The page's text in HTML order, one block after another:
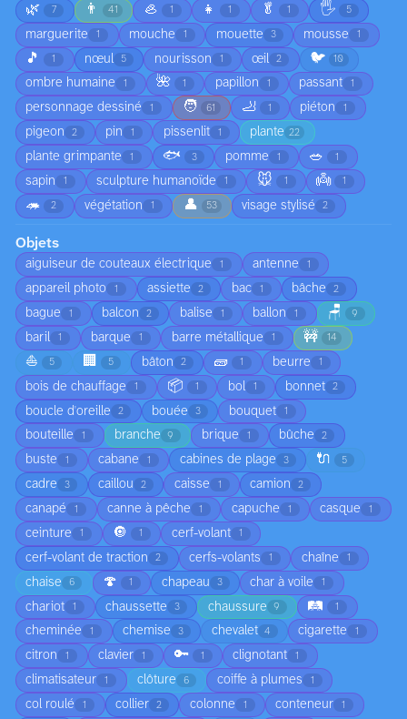
🌿 7 👨 41 🦪 1 👧 1 🥬 1 🖐️ 5
marguerite 1 mouche 1 mouette 3 mousse 1
🎵 1 nœul 5 nourisson 1 œil 2 🐦 10
ombre humaine 1 🌺 1 papillon 1 passant 1
personnage dessiné 1 🧑 61 🦶 1 piéton 1
pigeon 2 pin 1 pissenlit 1 plante 22
plante grimpante 1 🐟 3 pomme 1 🥗 1
sapin 1 sculpture humanoïde 1 🐭 1 👼 1
🦔 2 végétation 1 👤 53 visage stylisé 2
Objets
aiguiseur de couteaux électrique 1 antenne 1
appareil photo 1 assiette 2 bac 1 bâche 2
bague 1 balcon 2 balise 1 ballon 1 🪑 9
baril 1 barque 1 barre métallique 1 🚧 14
⛵ 5 🏢 5 bâton 2 🧱 1 beurre 1
bois de chauffage 1 📦 1 bol 1 bonnet 2
boucle d'oreille 2 bouée 3 bouquet 1
bouteille 1 branche 9 brique 1 bûche 2
buste 1 cabane 1 cabines de plage 3 🔌 5
cadre 3 caillou 2 caisse 1 camion 2
canapé 1 canne à pêche 1 capuche 1 casque 1
ceinture 1 🔘 1 cerf-volant 1
cerf-volant de traction 2 cerfs-volants 1 chaîne 1
chaise 6 🍄 1 chapeau 3 char à voile 1
chariot 1 chaussette 3 chaussure 9 🛤️ 1
cheminée 1 chemise 3 chevalet 4 cigarette 1
citron 1 clavier 1 🔑 1 clignotant 1
climatisateur 1 clôture 6 coiffe à plumes 1
col roulé 1 collier 2 colonne 1 conteneur 1